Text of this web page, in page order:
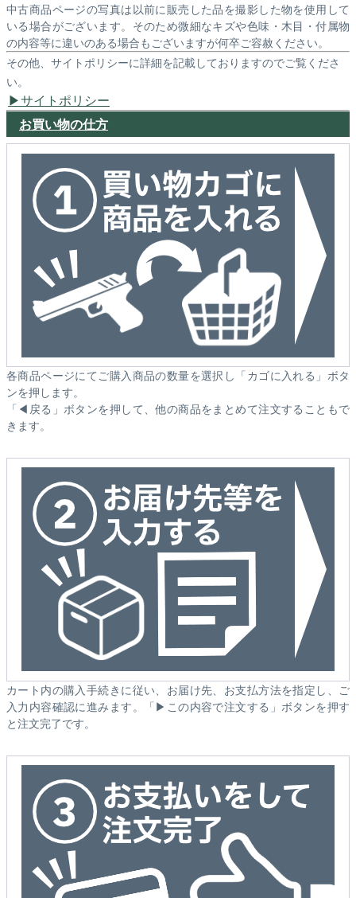
中古商品ページの写真は以前に販売した品を撮影した物を使用して
いる場合がございます。そのため微細なキズや色味・木目・付属物
の内容等に違いのある場合もございますが何卒ご容赦ください。
その他、サイトポリシーに詳細を記載しておりますのでご覧くださ
い。
サイトポリシー
お買い物の仕方
各商品ページにてご購入商品の数量を選択し「カゴに入れる」ボタ
ンを押します。
「◀戻る」ボタンを押して、他の商品をまとめて注文することもで
きます。
カート内の購入手続きに従い、お届け先、お支払方法を指定し、ご
入力内容確認に進みます。「▶この内容で注文する」ボタンを押す
と注文完了です。